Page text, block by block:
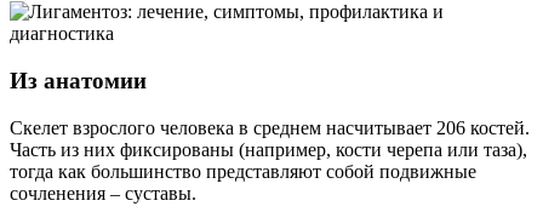
Из анатомии
Скелет взрослого человека в среднем насчитывает 206 костей.
Часть из них фиксированы (например, кости черепа или таза),
тогда как большинство представляют собой подвижные
сочленения – суставы.